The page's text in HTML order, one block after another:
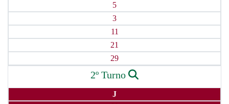
5
3
11
21
29
2º Turno
J